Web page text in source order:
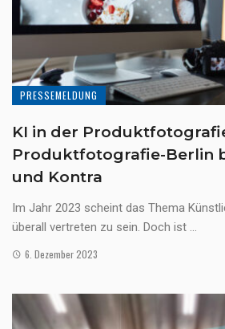
PRESSEMELDUNG
KI in der
Produktfotografie-Berlin
und Kontra
Im Jahr 2023 scheint das Thema
überall vertreten zu sein. Doch ist ...
6. Dezember 2023